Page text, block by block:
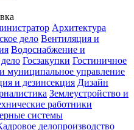
Архитектура
дело Вентиляция и
Водоснабжение и
Госзакупки Гостиничное
муниципальное управление
и дезинсекция Дизайн
Землеустройство и
работники
системы
делопроизводство